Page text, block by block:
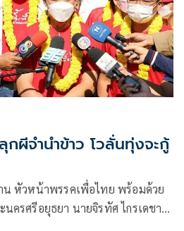
ผีจำนำข้าว โวลั่นทุ่งจะกู้
หัวหน้าพรรคเพื่อไทย พร้อมด้วย
รศรีอยุธยา นายจิรทัศ ไกรเดชา